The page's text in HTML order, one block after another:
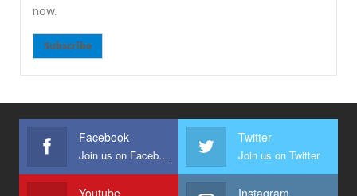
now.
Subscribe
Facebook
Join us on Facebook
Twitter
Join us on Twitter